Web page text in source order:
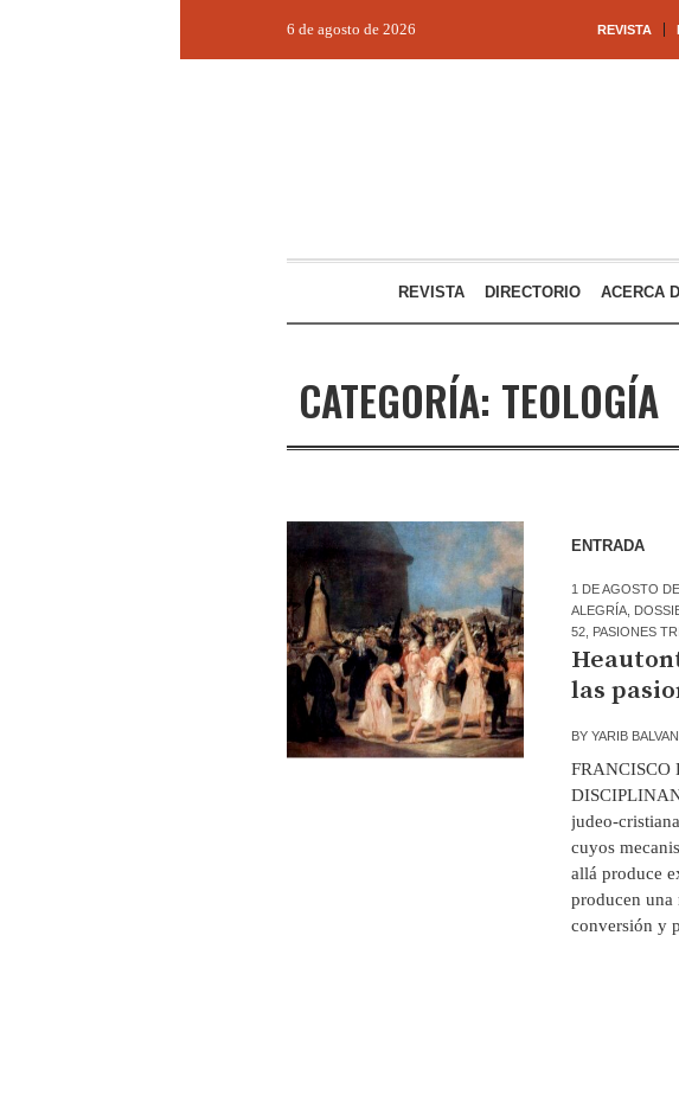
REVISTA
6 de agosto de 2026
REVISTA DIRECTORIO ACERCA
CATEGORÍA: TEOLOGÍA
ENTRADA
1 DE AGOSTO
ALEGRÍA,
52, PASIONES
las
BY YARIB
FRANCISCO
judeo-
cuyos
allá produce
producen una
conversión y